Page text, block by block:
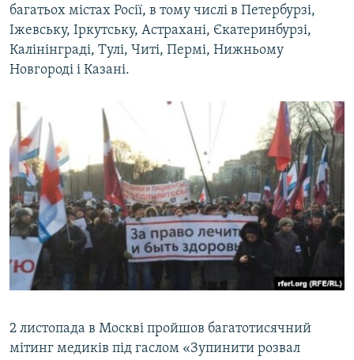
багатьох містах Росії, в тому числі в Петербурзі,
Іжевську, Іркутську, Астрахані, Єкатеринбурзі,
Калінінграді, Тулі, Читі, Пермі, Нижньому
Новгороді і Казані.
2 листопада в Москві пройшов багатотисячний
мітинг медиків під гаслом «Зупинити розвал